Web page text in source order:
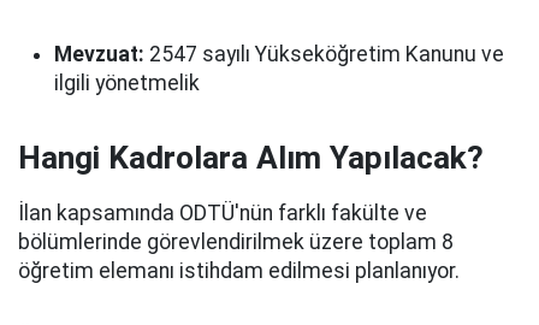
Mevzuat: 2547 sayılı Yükseköğretim Kanunu ve
ilgili yönetmelik
Hangi Kadrolara Alım Yapılacak?
İlan kapsamında ODTÜ'nün farklı fakülte ve
bölümlerinde görevlendirilmek üzere toplam 8
öğretim elemanı istihdam edilmesi planlanıyor.